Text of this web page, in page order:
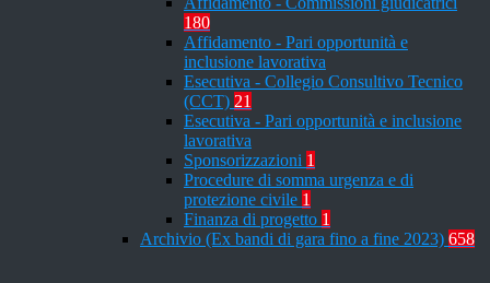
180
Affidamento - Pari opportunità e
inclusione lavorativa
Esecutiva - Collegio Consultivo Tecnico
(CCT) 21
Esecutiva - Pari opportunità e inclusione
lavorativa
Sponsorizzazioni 1
Procedure di somma urgenza e di
protezione civile 1
Finanza di progetto 1
Archivio (Ex bandi di gara fino a fine 2023) 658